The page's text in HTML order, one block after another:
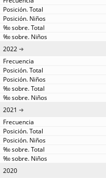
2022
2021
2020